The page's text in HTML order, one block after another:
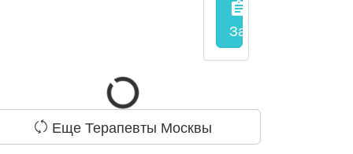
assignment
Запись на прием
Еще Терапевты Москвы